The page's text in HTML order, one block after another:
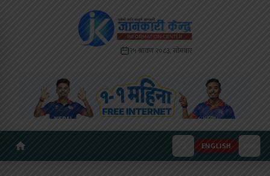
२५ श्रावण २०८३, सोमबार
ENGLISH